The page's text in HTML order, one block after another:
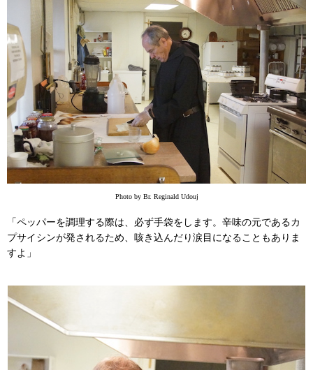
Photo by Br. Reginald Udouj
「ペッパーを調理する際は、必ず手袋をします。辛味の元であるカ
プサイシンが発されるため、咳き込んだり涙目になることもありま
すよ」